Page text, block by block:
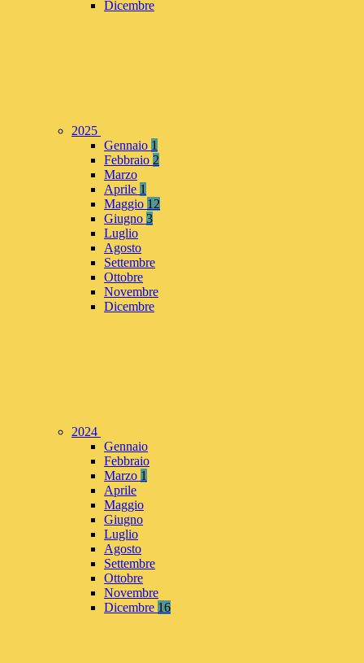
Dicembre
2025
Gennaio 1
Febbraio 2
Marzo
Aprile 1
Maggio 12
Giugno 3
Luglio
Agosto
Settembre
Ottobre
Novembre
Dicembre
2024
Gennaio
Febbraio
Marzo 1
Aprile
Maggio
Giugno
Luglio
Agosto
Settembre
Ottobre
Novembre
Dicembre 16